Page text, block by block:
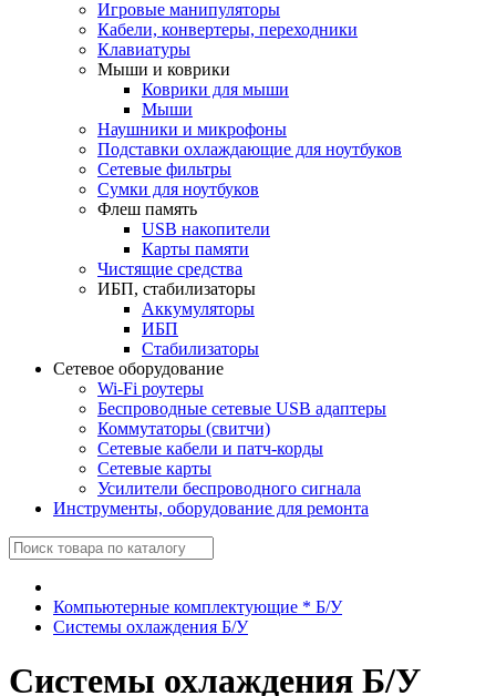
Игровые манипуляторы
Кабели, конвертеры, переходники
Клавиатуры
Мыши и коврики
Коврики для мыши
Мыши
Наушники и микрофоны
Подставки охлаждающие для ноутбуков
Сетевые фильтры
Сумки для ноутбуков
Флеш память
USB накопители
Карты памяти
Чистящие средства
ИБП, стабилизаторы
Аккумуляторы
ИБП
Стабилизаторы
Сетевое оборудование
Wi-Fi роутеры
Беспроводные сетевые USB адаптеры
Коммутаторы (свитчи)
Сетевые кабели и патч-корды
Сетевые карты
Усилители беспроводного сигнала
Инструменты, оборудование для ремонта
Компьютерные комплектующие * Б/У
Системы охлаждения Б/У
Системы охлаждения Б/У